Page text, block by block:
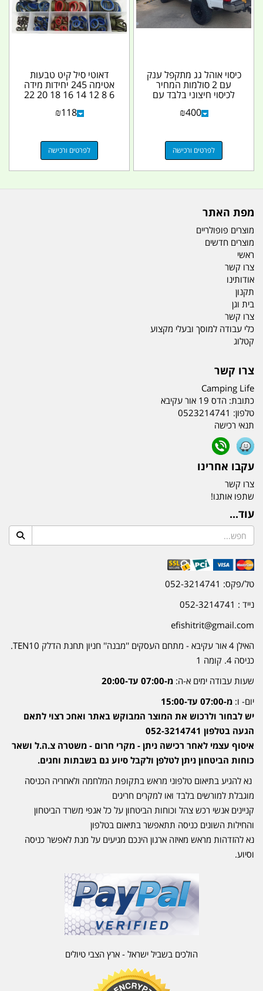
כיסוי אוהל גג מתקפל ענק
עם 2 סולמות המחיר
לכיסוי חיצוני בלבד עם
₪400
לפרטים ורכישה
דאוטי סיל קיט טבעות
אטימה 245 יחידות מידה
6 8 12 14 16 18 20 22
₪118
לפרטים ורכישה
מפת האתר
מוצרים פופולריים
מוצרים חדשים
ראשי
צרו קשר
אודותינו
תקנון
בית וגן
צרו קשר
כלי עבודה למוסך ובעלי מקצוע
קטלוג
צרו קשר
Camping Life
כתובת: הדס 19 אור עקיבא
טלפון: 0523214741
תנאי רכישה
עקבו אחרינו
צרו קשר
שתפו אותנו!
עוד...
טל/פקס: 052-3214741
נייד : 052-3214741
efishitrit@gmail.com
האילן 4 אור עקיבא - מתחם העסקים ''מבנה'' חניון תחנת הדלק TEN10.
כניסה 4. קומה 1
שעות עבודה ימים א-ה: מ-07:00 עד-20:00
יום- ו: מ-07:00 עד-15:00
יש לבחור ולרכוש את המוצר המבוקש באתר ואחכ רצוי לתאם
הגעה בטלפון 052-3214741
איסוף עצמי לאחר רכישה ניתן - מקרי חרום - משטרה צ.ה.ל ושאר
כוחות הביטחון ניתן לטלפן ולקבל סיוע גם בשבתות וחגים.
נא להגיע בתיאום טלפוני מראש בתקופת המלחמה ולאחריה הכניסה
מוגבלת למורשים בלבד ואו למקרים חריגים
קניינים אנשי רכש צהל וכוחות הביטחון על כל אגפי משרד הביטחון
והחילות השונים כניסה תתאפשר בתיאום בטלפון
נא להזדהות מראש מאיזה ארגון הינכם מגיעים על מנת לאפשר כניסה
וסיוע.
הולכים בשביל ישראל - ארץ הצבי טיולים